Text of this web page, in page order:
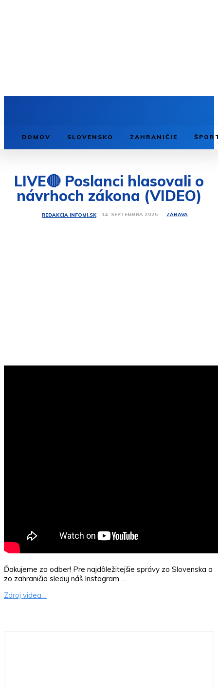
DOMOV SLOVENSKO ZAHRANIČIE
LIVE🔴 Poslanci hlasovali o
návrhoch zákona (VIDEO)
REDAKCIA INFOMI.SK 14. SEPTEMBRA 2025 ZÁBAVA
Ďakujeme za odber! Pre najdôležitejšie správy zo Slovenska a
zo zahraničia sleduj náš Instagram …
Zdroj videa…